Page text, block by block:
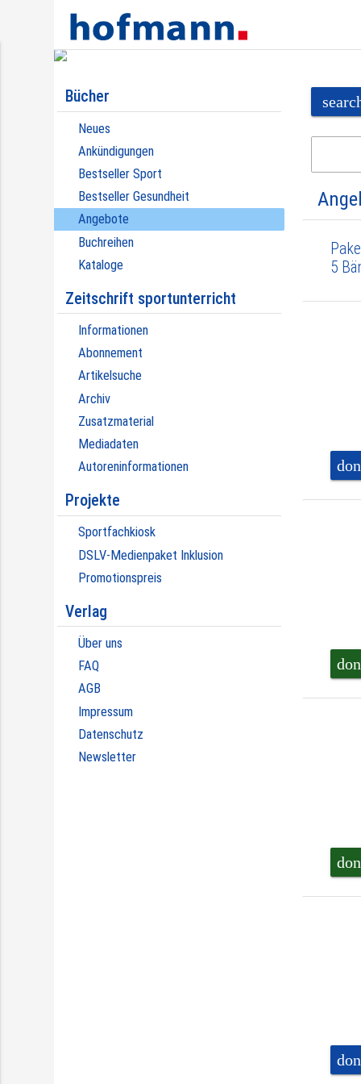
Bücher
Neues
Ankündigungen
Bestseller Sport
Bestseller Gesundheit
Angebote
Buchreihen
Kataloge
Zeitschrift sportunterricht
Informationen
Abonnement
Artikelsuche
Archiv
Zusatzmaterial
Mediadaten
Autoreninformationen
Projekte
Sportfachkiosk
DSLV-Medienpaket Inklusion
Promotionspreis
Verlag
Über uns
FAQ
AGB
Impressum
Datenschutz
Newsletter
5